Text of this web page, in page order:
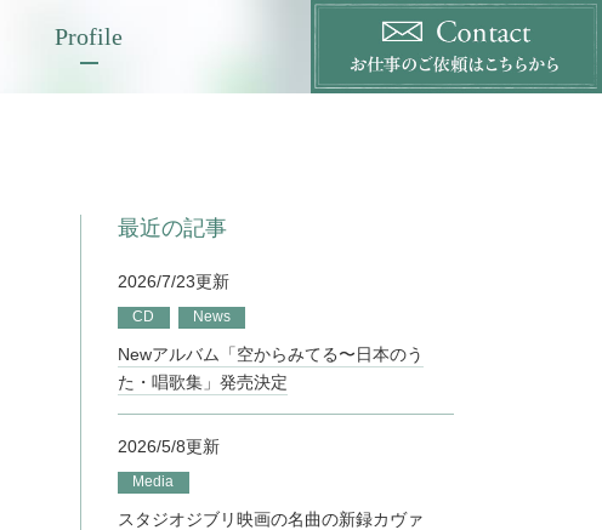
Profile
最近の記事
2026/7/23更新
CD News
Newアルバム「空からみてる〜日本のう
た・唱歌集」発売決定
2026/5/8更新
Media
スタジオジブリ映画の名曲の新録カヴァ